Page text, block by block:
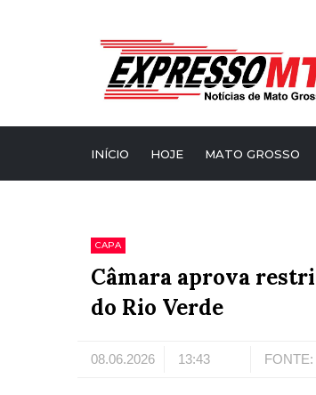
INÍCIO HOJE MATO GROSSO
CAPA
Câmara aprova
do Rio Verde
08.06.2026 13:43